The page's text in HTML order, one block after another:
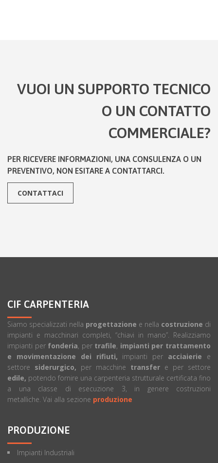
VUOI UN SUPPORTO TECNICO
O UN CONTATTO
COMMERCIALE?
PER RICEVERE INFORMAZIONI, UNA CONSULENZA O UN
PREVENTIVO, NON ESITARE A CONTATTARCI.
CONTATTACI
CIF CARPENTERIA
Siamo specializzati nella progettazione e nella costruzione di
impianti e macchinari completi, “chiavi in mano”. Realizziamo
impianti per fonderia, per trafile, impianti per trattamento
e movimentazione dei rifiuti, impianti per acciaierie e
settore siderurgico, per macchine transfer e per settore
edile, potendo fornire una carpenteria strutturale certificata fino
a una classe di esecuzione 3, in genere costruzioni
metalliche. Vai alla sezione produzione
PRODUZIONE
Impianti Industriali